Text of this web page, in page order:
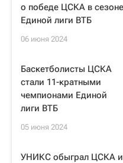
о победе ЦСКА в сезоне
Единой лиги ВТБ
06 июня 2024
Баскетболисты ЦСКА
стали 11-кратными
чемпионами Единой
лиги ВТБ
05 июня 2024
УНИКС обыграл ЦСКА и